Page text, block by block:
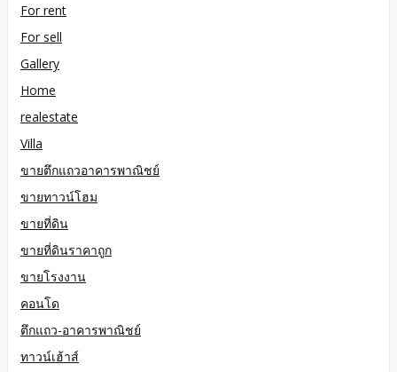
For rent
For sell
Gallery
Home
realestate
Villa
ขายตึกแถวอาคารพาณิชย์
ขายทาวน์โฮม
ขายที่ดิน
ขายที่ดินราคาถูก
ขายโรงงาน
คอนโด
ตึกแถว-อาคารพาณิชย์
ทาวน์เฮ้าส์